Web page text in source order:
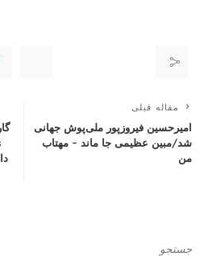
مقاله قبلی
امیرحسین فیروزپور ملی‌پوش جهانی
شد/مبین عظیمی جا ماند – مهتاب
من
جستجو